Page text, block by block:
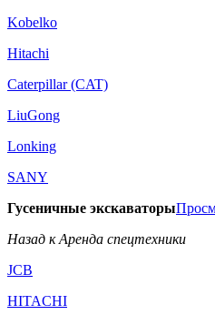
Kobelko
Hitachi
Caterpillar (CAT)
LiuGong
Lonking
SANY
Гусеничные экскаваторы
Назад к Аренда спецтехники
JCB
HITACHI